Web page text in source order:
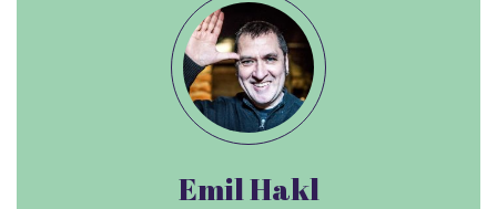
Emil Hakl